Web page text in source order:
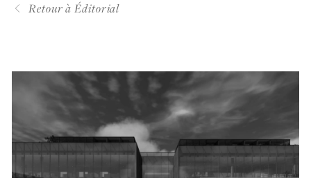
Magazine
Nous contacter
S’abonner
Retour à Éditorial